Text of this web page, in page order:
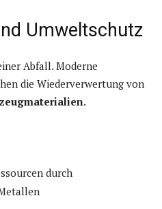
Umweltschutz
Abfall. Moderne
die Wiederverwertung von
.
durch